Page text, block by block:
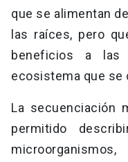
que se alimentan
las raíces, pero
beneficios a las
ecosistema que se
La secuenciación
permitido